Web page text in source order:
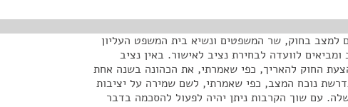
למצב בחוק, שר המשפטים ונשיא בית המשפט העליון
לוועדה לבחירת נציב לאישור. באין נציב
החוק להאריך, כפי שאמרתי, את הכהונה בשנה אחת
נוכח המצב, כפי שאמרתי, לשם שמירה על יציבות
עם שוך הקרבות ניתן יהיה לפעול להסכמה בדבר